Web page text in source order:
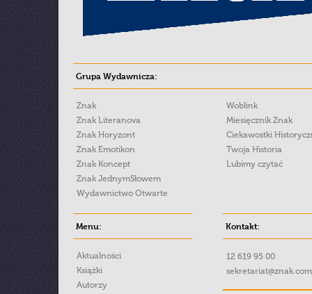
Grupa Wydawnicza:
Znak
Znak Literanova
Znak Horyzont
Znak Emotikon
Znak Koncept
Znak JednymSłowem
Wydawnictwo Otwarte
Woblink
Miesięcznik Znak
Ciekawostki
Twoja Historia
Lubimy czytać
Menu:
Aktualności
Książki
Autorzy
Kontakt:
12 619 95 00